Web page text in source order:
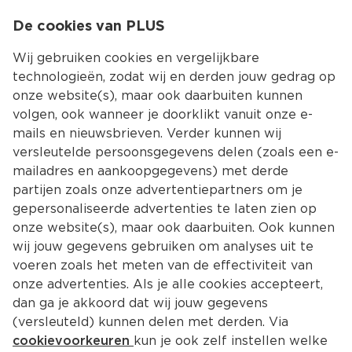
Kies jouw
Terug Producten
De cookies van PLUS
Wij gebruiken cookies en vergelijkbare
technologieën, zodat wij en derden jouw gedrag op
onze website(s), maar ook daarbuiten kunnen
volgen, ook wanneer je doorklikt vanuit onze e-
mails en nieuwsbrieven. Verder kunnen wij
versleutelde persoonsgegevens delen (zoals een e-
mailadres en aankoopgegevens) met derde
partijen zoals onze advertentiepartners om je
gepersonaliseerde advertenties te laten zien op
onze website(s), maar ook daarbuiten. Ook kunnen
wij jouw gegevens gebruiken om analyses uit te
voeren zoals het meten van de effectiviteit van
onze advertenties. Als je alle cookies accepteert,
dan ga je akkoord dat wij jouw gegevens
(versleuteld) kunnen delen met derden. Via
cookievoorkeuren kun je ook zelf instellen welke